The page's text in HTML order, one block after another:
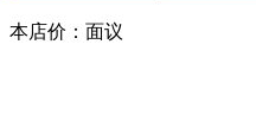
本店价： 面议